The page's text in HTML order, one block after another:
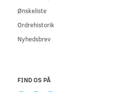
Ønskeliste
Ordrehistorik
Nyhedsbrev
FIND OS PÅ